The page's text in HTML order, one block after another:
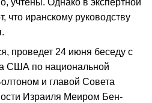
учтены. Однако в экспертной
что иранскому руководству
проведет 24 июня беседу с
США по национальной
и главой Совета
Израиля Меиром Бен-